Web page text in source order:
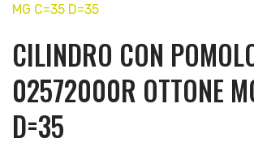
MG C=35 D=35
CILINDRO CON
02572000R OTTONE
D=35